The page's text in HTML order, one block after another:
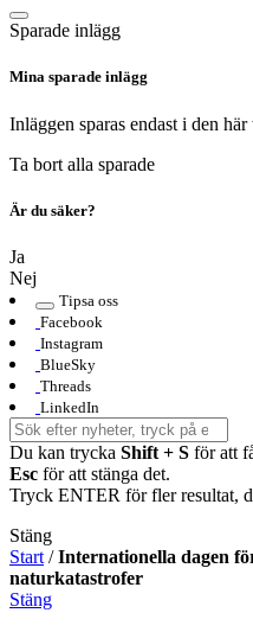
Sparade inlägg
Mina sparade inlägg
Inläggen sparas endast i den här
Ta bort alla sparade
Är du säker?
Ja
Nej
Tipsa oss
Facebook
Instagram
BlueSky
Threads
LinkedIn
Du kan trycka Shift + S för att
Esc för att stänga det.
Tryck ENTER för fler resultat,
Stäng
Start /Internationella dagen
naturkatastrofer
Stäng